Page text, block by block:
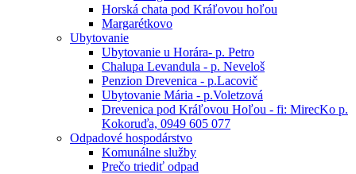
Horská chata pod Kráľovou hoľou
Margarétkovo
Ubytovanie
Ubytovanie u Horára- p. Petro
Chalupa Levandula - p. Neveloš
Penzion Drevenica - p.Lacovič
Ubytovanie Mária - p.Voletzová
Drevenica pod Kráľovou Hoľou - fi: MirecKo p.
Kokoruďa, 0949 605 077
Odpadové hospodárstvo
Komunálne služby
Prečo triediť odpad